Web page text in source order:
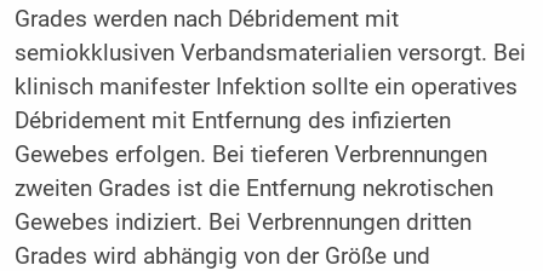
Grades werden nach Débridement mit
semiokklusiven Verbandsmaterialien versorgt. Bei
klinisch manifester Infektion sollte ein operatives
Débridement mit Entfernung des infizierten
Gewebes erfolgen. Bei tieferen Verbrennungen
zweiten Grades ist die Entfernung nekrotischen
Gewebes indiziert. Bei Verbrennungen dritten
Grades wird abhängig von der Größe und